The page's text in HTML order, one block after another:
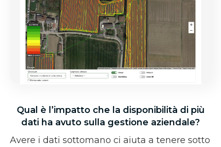
Qual è l’impatto che la disponibilità di più
dati ha avuto sulla gestione aziendale?
Avere i dati sottomano ci aiuta a tenere sotto